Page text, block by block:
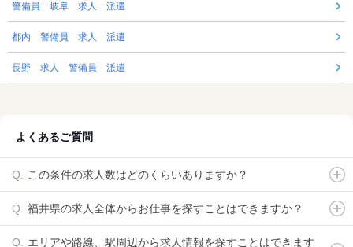
警備員 岐阜 求人 派遣
都内 警備員 求人 派遣
長野 求人 警備員 派遣
よくあるご質問
この条件の求人数はどのくらいありますか？
福井県の求人全体からお仕事を探すことはできますか？
エリアや路線、駅周辺から求人情報を探すことはできます